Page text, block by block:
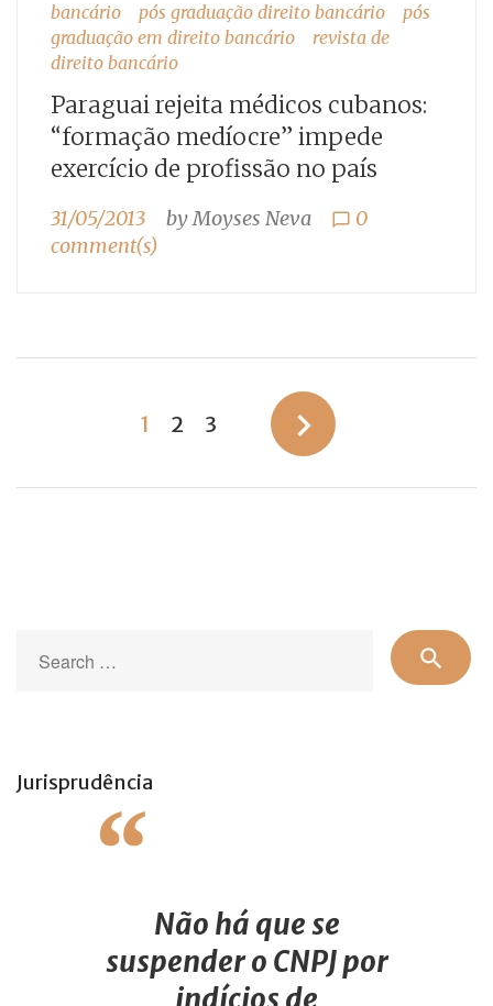
bancário
pós graduação direito bancário
pós
graduação em direito bancário
revista de
direito bancário
Paraguai rejeita médicos cubanos:
“formação medíocre” impede
exercício de profissão no país
31/05/2013 byMoyses Neva chat_bubble_outline 0
comment(s)
Paginação
posts
1 2 3 navigate_next
for:
search
Jurisprudência
Não há que se
suspender o CNPJ por